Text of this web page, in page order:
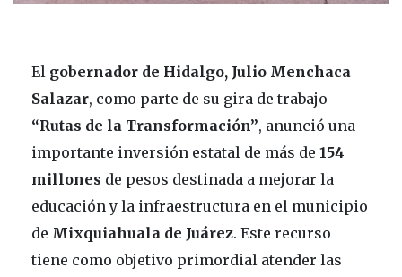
El gobernador de Hidalgo, Julio Menchaca
Salazar, como parte de su gira de trabajo
“Rutas de la Transformación”, anunció una
importante inversión estatal de más de 154
millones de pesos destinada a mejorar la
educación y la infraestructura en el municipio
de Mixquiahuala de Juárez. Este recurso
tiene como objetivo primordial atender las